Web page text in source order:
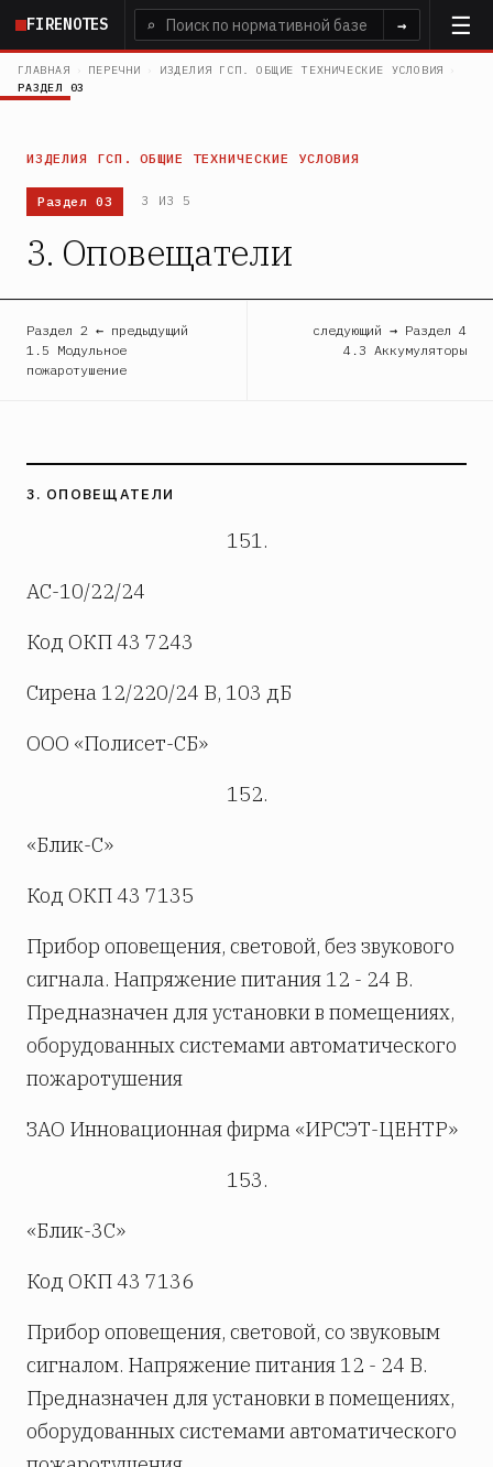
Перейти
основному
содержанию
FIRENOTES ⌕ →
ГЛАВНАЯ › ПЕРЕЧНИ › ИЗДЕЛИЯ ГСП. ОБЩИЕ ТЕХНИЧЕСКИЕ УСЛОВИЯ
›
РАЗДЕЛ 03
ИЗДЕЛИЯ ГСП. ОБЩИЕ ТЕХНИЧЕСКИЕ УСЛОВИЯ
Раздел 03 3 ИЗ 5
3. Оповещатели
Раздел 2 ← предыдущий
1.5 Модульное
пожаротушение
следующий → Раздел 4
4.3 Аккумуляторы
3. ОПОВЕЩАТЕЛИ
151.
АС-10/22/24
Код ОКП 43 7243
Сирена 12/220/24 В, 103 дБ
ООО «Полисет-СБ»
152.
«Блик-С»
Код ОКП 43 7135
Прибор оповещения, световой, без звукового
сигнала. Напряжение питания 12 - 24 В.
Предназначен для установки в помещениях,
оборудованных системами автоматического
пожаротушения
ЗАО Инновационная фирма «ИРСЭТ-ЦЕНТР»
153.
«Блик-3С»
Код ОКП 43 7136
Прибор оповещения, световой, со звуковым
сигналом. Напряжение питания 12 - 24 В.
Предназначен для установки в помещениях,
оборудованных системами автоматического